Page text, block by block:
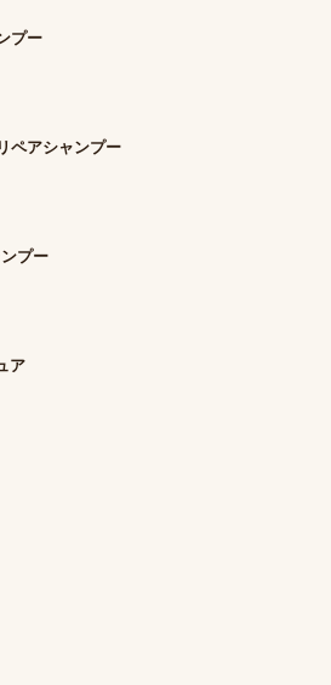
プー
ペアシャンプー
プー
ア